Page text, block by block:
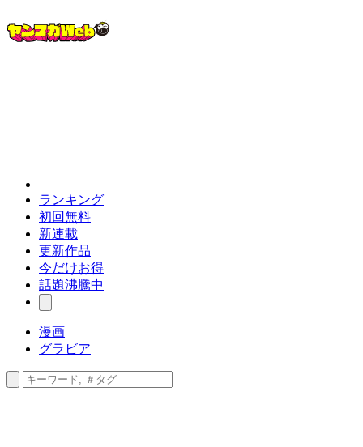
ランキング
初回無料
新連載
更新作品
今だけお得
話題沸騰中
漫画
グラビア